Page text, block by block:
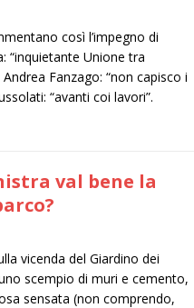
così l’impegno di
“inquietante Unione tra
Fanzago: “non capisco i
“avanti coi lavori”.
val bene la
vicenda del Giardino dei
scempio di muri e cemento,
sensata (non comprendo,